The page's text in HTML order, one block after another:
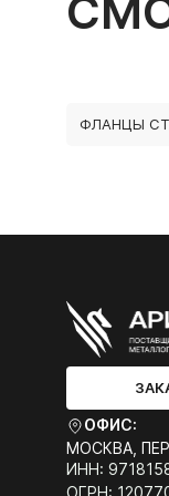
ФЛАНЦЫ
ОФИС:
МОСКВА,
ИНН:
ОГРН: